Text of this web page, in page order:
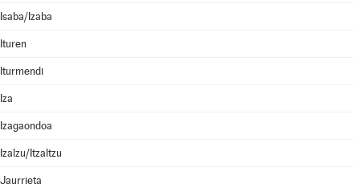
Isaba/Izaba
Ituren
Iturmendi
Iza
Izagaondoa
Izalzu/Itzaltzu
Jaurrieta